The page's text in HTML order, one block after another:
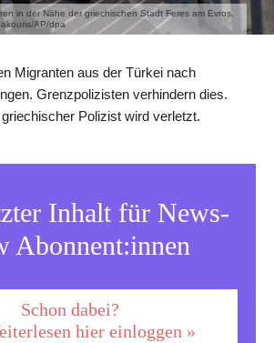
in der Nähe der griechischen Stadt Feres am Evros.
AP/dpa
Migranten aus der Türkei nach
Grenzpolizisten verhindern dies.
Polizist wird verletzt.
Inhalt für News-
Abonnent:innen
Schon dabei?
hier einloggen »